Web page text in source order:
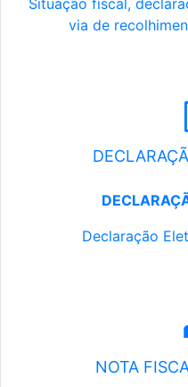
Situação fiscal,
via de
Declaração
NOTA